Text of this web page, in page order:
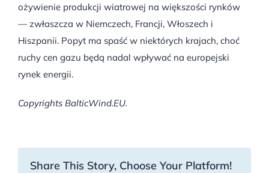
ożywienie produkcji wiatrowej na większości rynków
— zwłaszcza w Niemczech, Francji, Włoszech i
Hiszpanii. Popyt ma spaść w niektórych krajach, choć
ruchy cen gazu będą nadal wpływać na europejski
rynek energii.
Copyrights BalticWind.EU.
Share This Story, Choose Your Platform!